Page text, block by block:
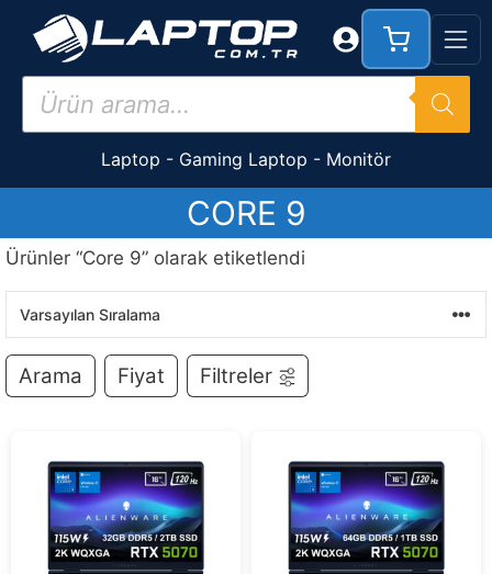
İçeriğe
Products
search
Laptop - Gaming Laptop - Monitör
CORE 9
Ürünler “Core 9” olarak etiketlendi
Arama Fiyat Filtreler